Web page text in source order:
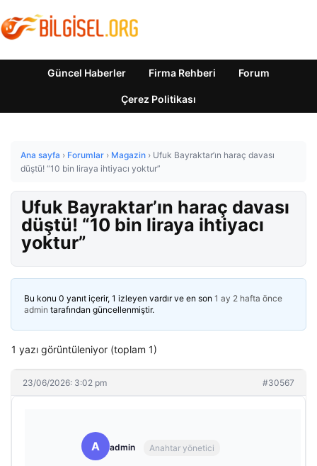
Güncel Haberler Firma Rehberi Forum
Çerez Politikası
Ana sayfa › Forumlar › Magazin › Ufuk Bayraktar’ın haraç davası
düştü! “10 bin liraya ihtiyacı yoktur”
Ufuk Bayraktar’ın haraç davası
düştü! “10 bin liraya ihtiyacı
yoktur”
Bu konu 0 yanıt içerir, 1 izleyen vardır ve en son 1 ay 2 hafta önce
admin tarafından güncellenmiştir.
1 yazı görüntüleniyor (toplam 1)
23/06/2026: 3:02 pm #30567
A admin Anahtar yönetici